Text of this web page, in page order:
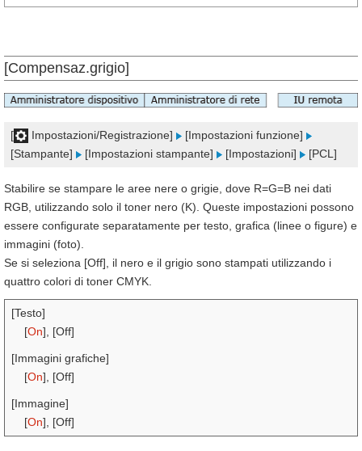
[Compensaz.grigio]
[ Impostazioni/Registrazione]
[Impostazioni funzione]
[Stampante]
[Impostazioni stampante] [Impostazioni] [PCL]
Stabilire se stampare le aree nere o grigie, dove R=G=B nei dati
RGB, utilizzando solo il toner nero (K). Queste impostazioni possono
essere configurate separatamente per testo, grafica (linee o figure) e
immagini (foto).
Se si seleziona [Off], il nero e il grigio sono stampati utilizzando i
quattro colori di toner CMYK.
[Testo]
[On], [Off]
[Immagini grafiche]
[On], [Off]
[Immagine]
[On], [Off]